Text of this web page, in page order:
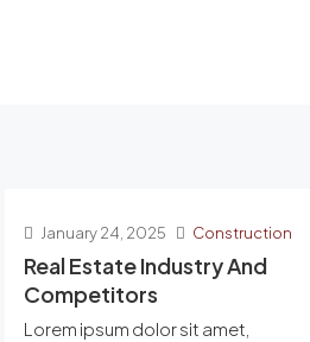
January 24, 2025 Construction
Real Estate Industry And
Competitors
Lorem ipsum dolor sit amet,